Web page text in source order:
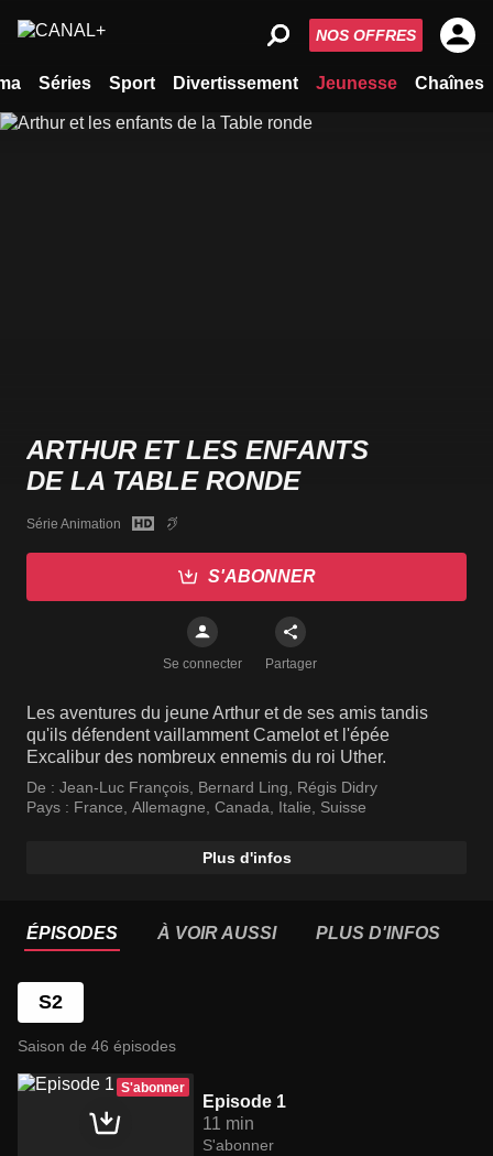
Séries Sport Divertissement Jeunesse Chaînes
NOS OFFRES
ARTHUR ET LES ENFANTS
DE LA TABLE RONDE
Série Animation
S'ABONNER
Se connecter Partager
Les aventures du jeune Arthur et de ses amis tandis
qu'ils défendent vaillamment Camelot et l'épée
Excalibur des nombreux ennemis du roi Uther.
De : Jean-Luc François Bernard Ling
Régis Didry
Pays : France Allemagne Canada Italie Suisse
Plus d'infos
ÉPISODES À VOIR AUSSI PLUS D'INFOS
S2
Saison de 46 épisodes
S'abonner
Episode 1
11 min
S'abonner